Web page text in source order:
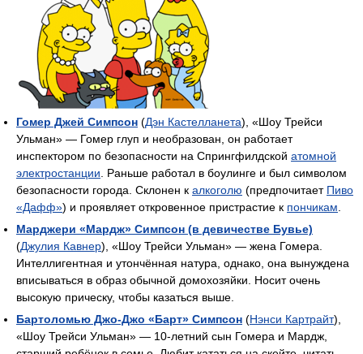
Гомер Джей Симпсон (Дэн Кастелланета), «Шоу Трейси
Ульман» — Гомер глуп и необразован, он работает
инспектором по безопасности на Спрингфилдской атомной
электростанции . Раньше работал в боулинге и был символом
безопасности города. Склонен к алкоголю (предпочитает Пиво
«Дафф») и проявляет откровенное пристрастие к пончикам
Марджери «Мардж» Симпсон (в девичестве Бувье)
(Джулия Кавнер), «Шоу Трейси Ульман» — жена Гомера.
Интеллигентная и утончённая натура, однако, она вынуждена
вписываться в образ обычной домохозяйки. Носит очень
высокую прическу, чтобы казаться выше.
Бартоломью Джо-Джо «Барт» Симпсон (Нэнси Картрайт),
«Шоу Трейси Ульман» — 10-летний сын Гомера и Мардж,